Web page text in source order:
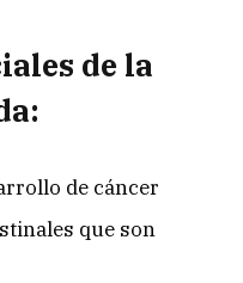
de la
de cáncer
que son